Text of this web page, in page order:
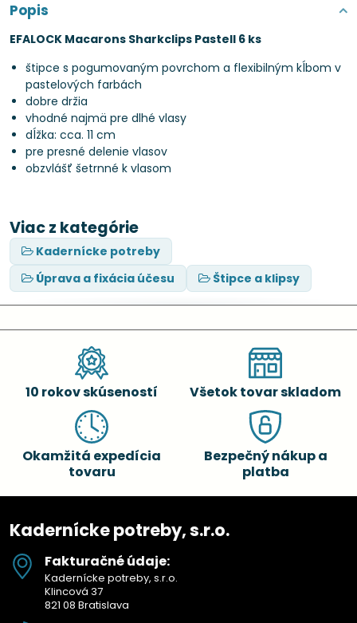
Popis
EFALOCK Macarons Sharkclips Pastell 6 ks
štipce s pogumovaným povrchom a flexibilným kĺbom v
pastelových farbách
dobre držia
vhodné najmä pre dlhé vlasy
dĺžka: cca. 11 cm
pre presné delenie vlasov
obzvlášť šetrnné k vlasom
Viac z kategórie
Kadernícke potreby
Úprava a fixácia účesu
Štipce a klipsy
10 rokov skúseností Všetok tovar skladom
Okamžitá expedícia
tovaru
Bezpečný nákup a
platba
Kadernícke potreby, s.r.o.
Fakturačné údaje:
Kadernícke potreby, s.r.o.
Klincová 37
821 08 Bratislava